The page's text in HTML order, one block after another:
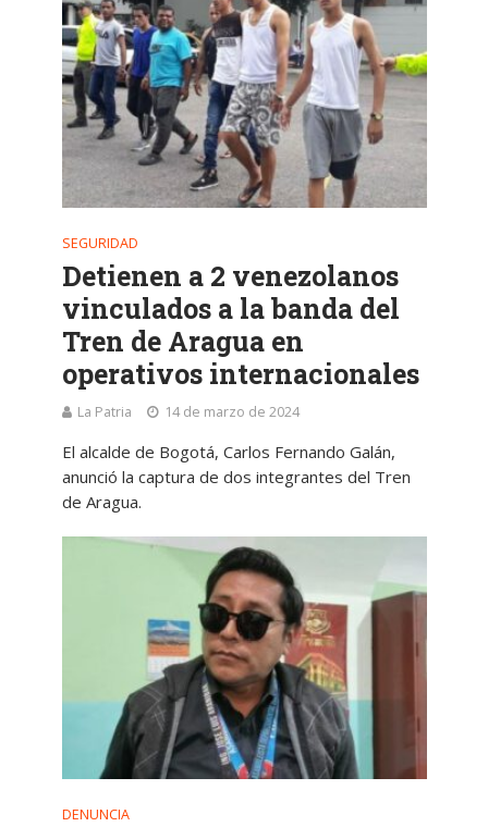
SEGURIDAD
Detienen a 2 venezolanos
vinculados a la banda del
Tren de Aragua en
operativos internacionales
La Patria 14 de marzo de 2024
El alcalde de Bogotá, Carlos Fernando Galán,
anunció la captura de dos integrantes del Tren
de Aragua.
DENUNCIA